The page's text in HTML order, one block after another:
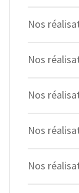
Nos
Nos
Nos
Nos
Nos